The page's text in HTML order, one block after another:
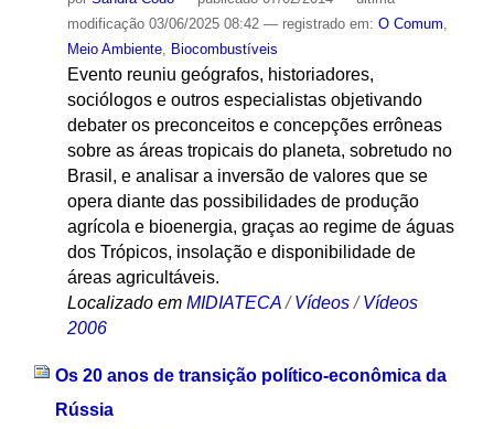
modificação03/06/2025 08:42 — registrado em: O Comum,
Meio Ambiente, Biocombustíveis
Evento reuniu geógrafos, historiadores,
sociólogos e outros especialistas objetivando
debater os preconceitos e concepções errôneas
sobre as áreas tropicais do planeta, sobretudo no
Brasil, e analisar a inversão de valores que se
opera diante das possibilidades de produção
agrícola e bioenergia, graças ao regime de águas
dos Trópicos, insolação e disponibilidade de
áreas agricultáveis.
Localizado em MIDIATECA /Vídeos /Vídeos
2006
Os 20 anos de transição político-econômica da
Rússia